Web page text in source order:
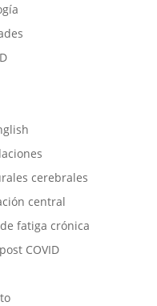
cerebrales
central
fatiga crónica
COVID